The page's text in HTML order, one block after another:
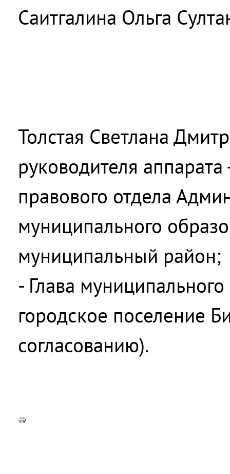
Саитгалина Ольга
Толстая Светлана
руководителя
правового отдела
муниципального
муниципальный район;
- Глава
городское поселение
согласованию).